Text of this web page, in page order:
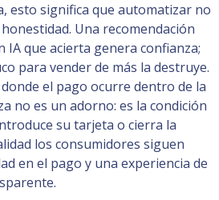
esto significa que automatizar no
Una recomendación
IA que acierta genera confianza;
para vender de más la destruye.
el pago ocurre dentro de la
no es un adorno: es la condición
su tarjeta o cierra la
los consumidores siguen
en el pago y una experiencia de